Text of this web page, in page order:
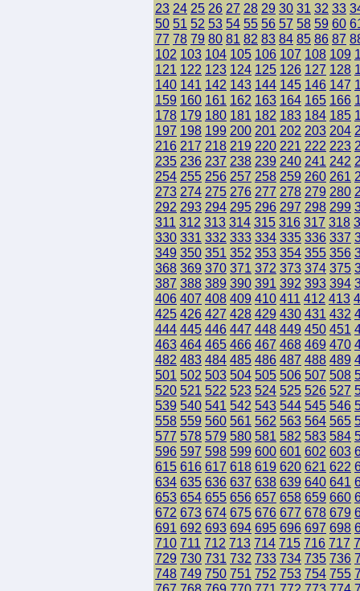
23 24 25 26 27 28 29 30 31 32 33
50 51 52 53 54 55 56 57 58 59 60
77 78 79 80 81 82 83 84 85 86 87
102 103 104 105 106 107 108 109
121 122 123 124 125 126 127 128
140 141 142 143 144 145 146 147
159 160 161 162 163 164 165 166
178 179 180 181 182 183 184 185
197 198 199 200 201 202 203 204
216 217 218 219 220 221 222 223
235 236 237 238 239 240 241 242
254 255 256 257 258 259 260 261
273 274 275 276 277 278 279 280
292 293 294 295 296 297 298 299
311 312 313 314 315 316 317 318
330 331 332 333 334 335 336 337
349 350 351 352 353 354 355 356
368 369 370 371 372 373 374 375
387 388 389 390 391 392 393 394
406 407 408 409 410 411 412 413
425 426 427 428 429 430 431 432
444 445 446 447 448 449 450 451
463 464 465 466 467 468 469 470
482 483 484 485 486 487 488 489
501 502 503 504 505 506 507 508
520 521 522 523 524 525 526 527
539 540 541 542 543 544 545 546
558 559 560 561 562 563 564 565
577 578 579 580 581 582 583 584
596 597 598 599 600 601 602 603
615 616 617 618 619 620 621 622
634 635 636 637 638 639 640 641
653 654 655 656 657 658 659 660
672 673 674 675 676 677 678 679
691 692 693 694 695 696 697 698
710 711 712 713 714 715 716 717
729 730 731 732 733 734 735 736
748 749 750 751 752 753 754 755